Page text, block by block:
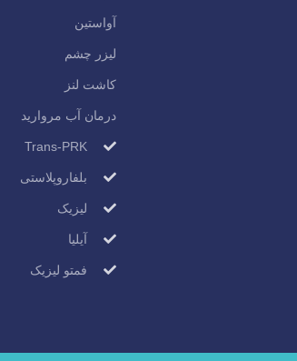
آواستین
لیزر چشم
کاشت لنز
درمان آب مروارید
Trans-PRK
بلفاروپلاستی
لیزیک
آیلیا
فمتو لیزیک